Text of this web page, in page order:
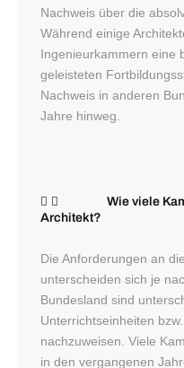
Nachweis über die
Während einige
Ingenieurkammern eine
geleisteten
Nachweis in anderen
Jahre hinweg.
Wie viele
Architekt?
Die Anforderungen an
unterscheiden sich je
Bundesland sind
Unterrichtseinheiten
nachzuweisen. Viele
in den vergangenen